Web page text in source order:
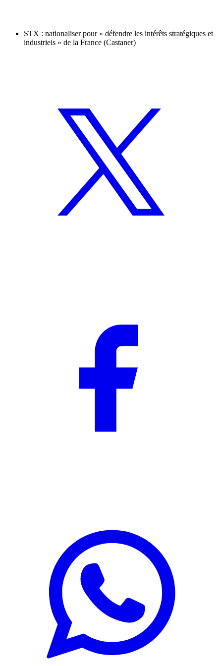
STX : nationaliser pour « défendre les intérêts stratégiques et
industriels » de la France (Castaner)